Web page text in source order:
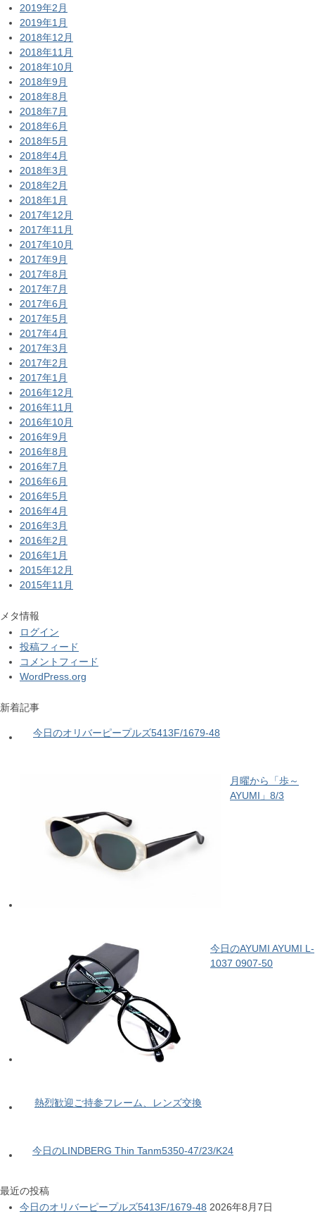
2019年2月
2019年1月
2018年12月
2018年11月
2018年10月
2018年9月
2018年8月
2018年7月
2018年6月
2018年5月
2018年4月
2018年3月
2018年2月
2018年1月
2017年12月
2017年11月
2017年10月
2017年9月
2017年8月
2017年7月
2017年6月
2017年5月
2017年4月
2017年3月
2017年2月
2017年1月
2016年12月
2016年11月
2016年10月
2016年9月
2016年8月
2016年7月
2016年6月
2016年5月
2016年4月
2016年3月
2016年2月
2016年1月
2015年12月
2015年11月
メタ情報
ログイン
投稿フィード
コメントフィード
WordPress.org
新着記事
今日のオリバーピープルズ5413F/1679-48
月曜から「歩～
AYUMI」8/3
今日のAYUMI AYUMI L-
1037 0907-50
熱烈歓迎ご持参フレーム、レンズ交換
今日のLINDBERG Thin Tanm5350-47/23/K24
最近の投稿
今日のオリバーピープルズ5413F/1679-48 2026年8月7日